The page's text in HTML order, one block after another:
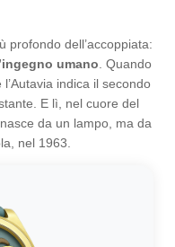
profondo dell’accoppiata:
umano . Quando
indica il secondo
E lì, nel cuore del
da un lampo, ma da
nel 1963.